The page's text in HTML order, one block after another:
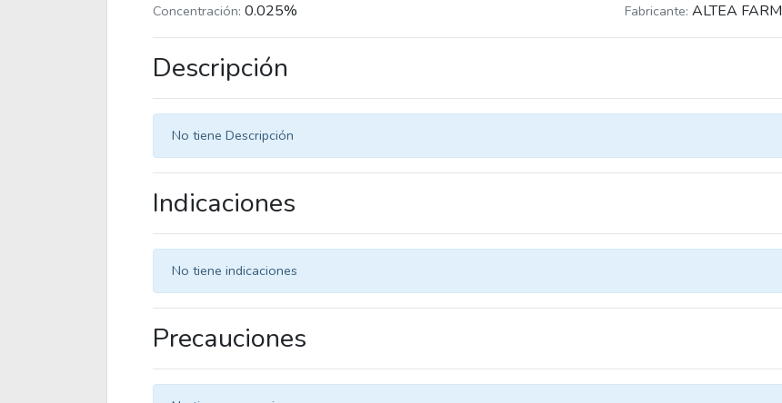
Concentración: 0.025% Fabricante: ALTEA
Descripción
No tiene Descripción
Indicaciones
No tiene indicaciones
Precauciones